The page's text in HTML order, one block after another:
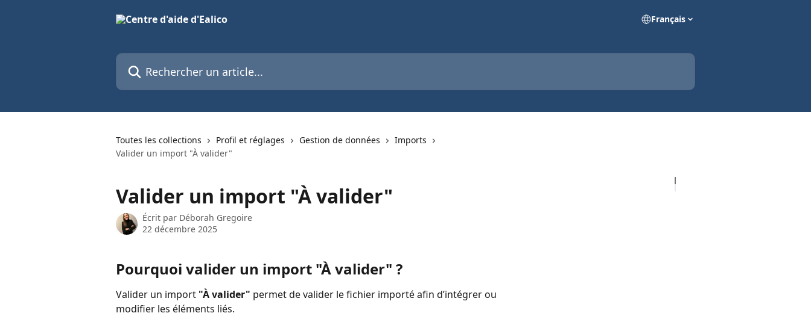
Français
Rechercher un article...
Toutes les collections Profil et réglages Gestion de données
Imports
Valider un import "À valider"
Valider un import "À valider"
Écrit par Déborah Gregoire
22 décembre 2025
Pourquoi valider un import "À valider" ?
Valider un import "À valider" permet de valider le fichier importé afin d’intégrer ou
modifier les éléments liés.